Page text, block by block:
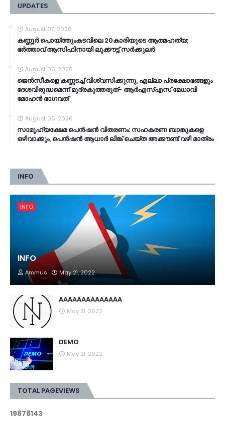
UPDATES
August 07, 2026
കണ്ണൂർ പൊയ്ത്തുംകടവിലെ 20കാരിയുടെ ആത്മഹത്യ;
ഭർത്താവ് ആസിഫിനായി ലുക്കൗട്ട് സർക്കുലർ
August 06, 2026
ജെൻസീകളെ കണ്ണടച്ച് വിശ്വസിക്കുന്നു, എല്ലാ പ്രക്ഷോഭങ്ങളും
ദേശവിരുദ്ധമെന്ന് മുദ്രകുത്തരുത്- ആർഎസ്എസ് മേധാവി
മോഹൻ ഭാ​ഗവത്
August 06, 2026
സാമൂ​ഹ്യക്ഷേമ പെൻഷൻ വിതരണം: സഹകരണ ബാങ്കുകളെ
ഒഴിവാക്കും, പെൻഷൻ ആധാർ‌ ലിങ്ക് ചെയ്ത അക്കൗണ്ട് വഴി മാത്രം
INFO
INFO
INFO
Ammus May 21, 2022
AAAAAAAAAAAAAA
May 21, 2022
DEMO
May 21, 2022
TOTAL PAGEVIEWS
19878143